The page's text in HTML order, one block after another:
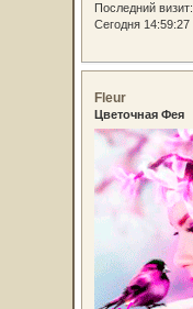
Последний визит:
Сегодня 14:59:27
Fleur
Цветочная Фея